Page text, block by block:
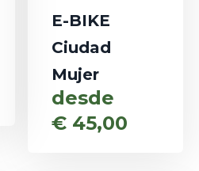
E-BIKE
Ciudad
Mujer
desde
€ 45,00